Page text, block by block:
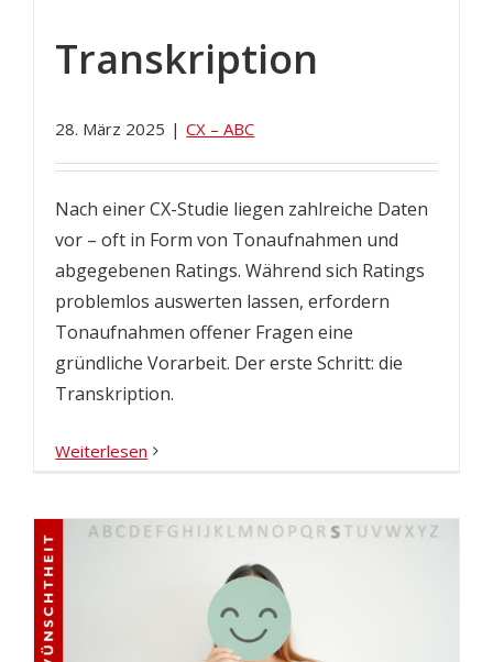
Transkription
28. März 2025 | CX – ABC
Nach einer CX-Studie liegen zahlreiche Daten
vor – oft in Form von Tonaufnahmen und
abgegebenen Ratings. Während sich Ratings
problemlos auswerten lassen, erfordern
Tonaufnahmen offener Fragen eine
gründliche Vorarbeit. Der erste Schritt: die
Transkription.
Weiterlesen